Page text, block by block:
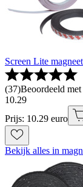
Screen Lite
(37)Beoordeeld
10.29
Prijs: 10.29 euro
Bekijk alles in